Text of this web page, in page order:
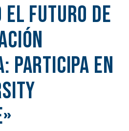
el futuro de
participa en